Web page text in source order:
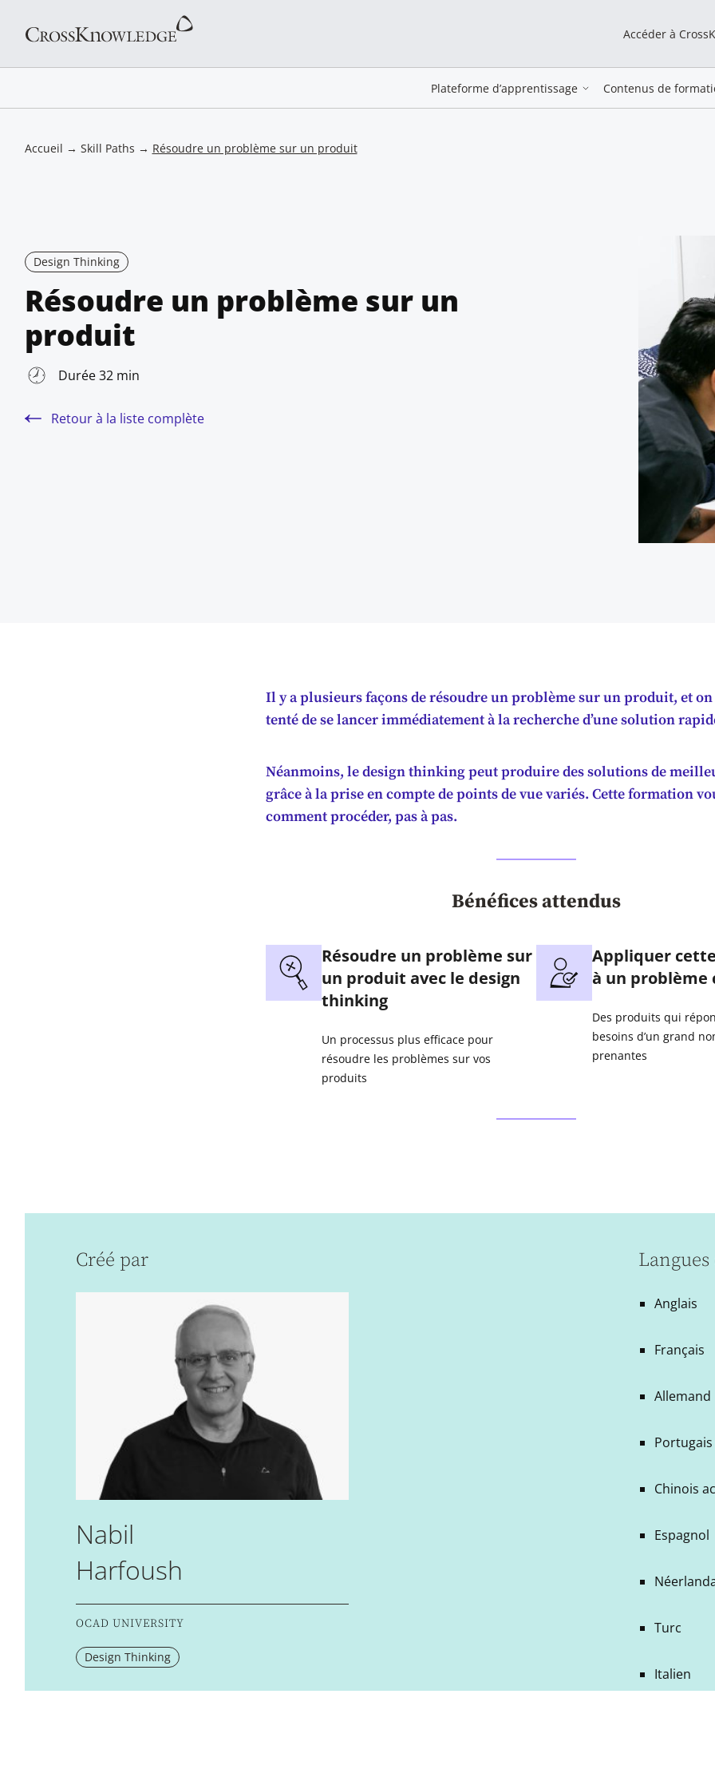
Accéder à
Plateforme d’apprentissage Contenus de
Accueil → Skill Paths → Résoudre un problème sur un produit
Design Thinking
Résoudre un problème sur un
produit
Durée 32 min
Retour à la liste complète
Il y a plusieurs façons de résoudre un problème sur un produit, et
tenté de se lancer immédiatement à la recherche d’une solution
Néanmoins, le design thinking peut produire des solutions de
grâce à la prise en compte de points de vue variés. Cette formation
comment procéder, pas à pas.
Bénéfices attendus
Résoudre un problème sur
un produit avec le design
thinking
Un processus plus efficace pour
résoudre les problèmes sur vos
produits
Appliquer
à un problème
Des produits qui
besoins d’un grand
prenantes
Créé par
Nabil
Harfoush
OCAD UNIVERSITY
Design Thinking
Anglais
Français
Allemand
Chinois
Espagnol
Turc
Italien